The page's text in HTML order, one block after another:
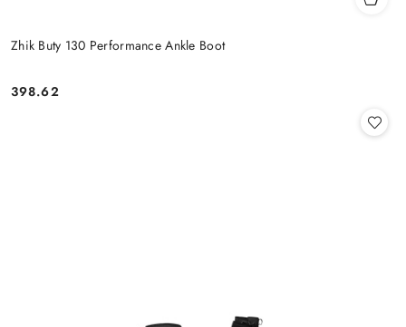
Zhik Buty 130 Performance Ankle Boot
Cena:
398.62